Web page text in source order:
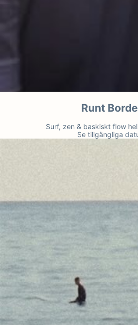
Runt
Surf, zen & baskiskt flow
Se tillgängliga